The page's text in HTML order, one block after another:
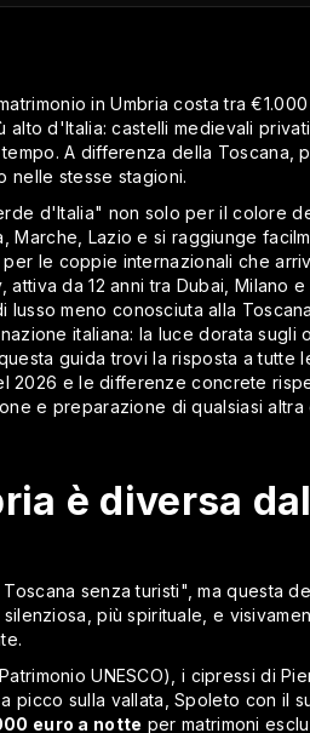
in Umbria costa tra
alto d'Italia: castelli medievali
A differenza della
nelle stesse stagioni.
d'Italia" non solo per il colore
Marche, Lazio e si raggiunge
le coppie internazionali che
attiva da 12 anni tra Dubai,
lusso meno conosciuta alla
italiana: la luce dorata
guida trovi la risposta a
2026 e le differenze concrete
e preparazione di qualsiasi
è diversa
senza turisti", ma questa
più spirituale, e
UNESCO), i cipressi di
picco sulla vallata, Spoleto con il
euro a notte per matrimoni